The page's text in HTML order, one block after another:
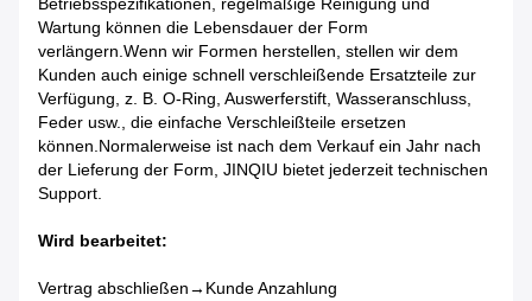
Betriebsspezifikationen, regelmäßige Reinigung und
Wartung können die Lebensdauer der Form
verlängern.Wenn wir Formen herstellen, stellen wir dem
Kunden auch einige schnell verschleißende Ersatzteile zur
Verfügung, z. B. O-Ring, Auswerferstift, Wasseranschluss,
Feder usw., die einfache Verschleißteile ersetzen
können.Normalerweise ist nach dem Verkauf ein Jahr nach
der Lieferung der Form, JINQIU bietet jederzeit technischen
Support.
Wird bearbeitet:
Vertrag abschließen→Kunde Anzahlung